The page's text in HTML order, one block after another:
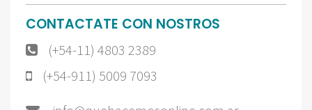
CONTACTATE CON NOSTROS
(+54-11) 4803 2389
(+54-911) 5009 7093